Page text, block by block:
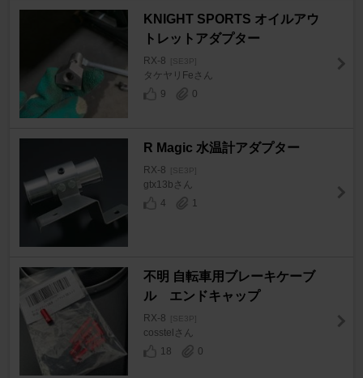
KNIGHT SPORTS オイルアウ
トレットアダプター
RX-8 [SE3P]
タケヤリFeさん
9
0
R Magic 水温計アダプター
RX-8 [SE3P]
gtx13bさん
4
1
不明 自転車用ブレーキケーブ
ル エンドキャップ
RX-8 [SE3P]
cosstelさん
18
0